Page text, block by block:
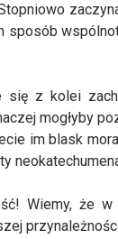
sposób
z kolei
mogłyby
im blask
Wiemy, że w